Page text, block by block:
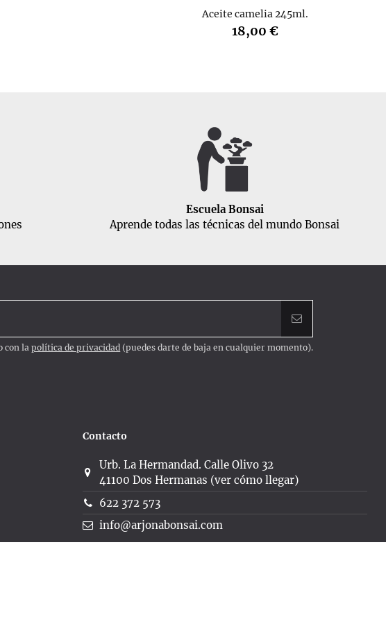
Aceite camelia 245ml.
18,00 €
Escuela Bonsai
Aprende todas las técnicas del mundo Bonsai
con lapolítica de privacidad (puedes darte de baja en cualquier momento).
Contacto
Urb. La Hermandad. Calle Olivo 32
41100 Dos Hermanas (ver cómo llegar)
622 372 573
info@arjonabonsai.com